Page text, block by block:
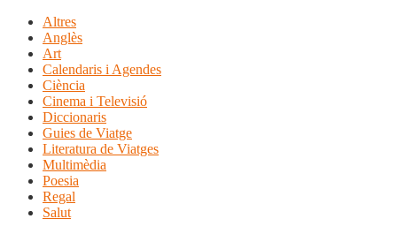
Altres
Anglès
Art
Calendaris i Agendes
Ciència
Cinema i Televisió
Diccionaris
Guies de Viatge
Literatura de Viatges
Multimèdia
Poesia
Regal
Salut